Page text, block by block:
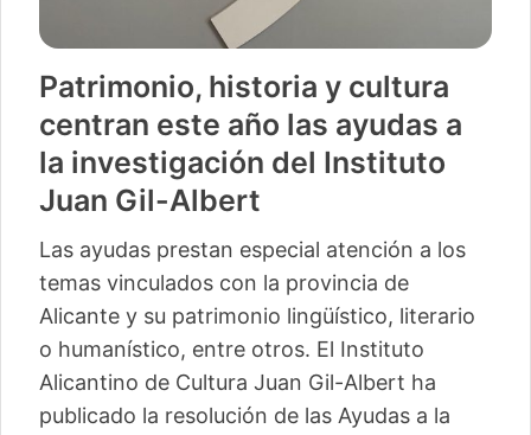
Patrimonio, historia y cultura
centran este año las ayudas a
la investigación del Instituto
Juan Gil-Albert
Las ayudas prestan especial atención a los
temas vinculados con la provincia de
Alicante y su patrimonio lingüístico, literario
o humanístico, entre otros. El Instituto
Alicantino de Cultura Juan Gil-Albert ha
publicado la resolución de las Ayudas a la